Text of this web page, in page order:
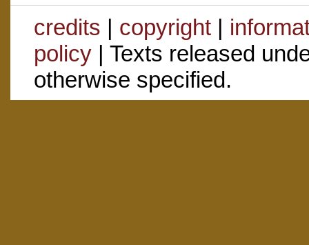
credits | copyright|
policy| Texts released
otherwise specified.